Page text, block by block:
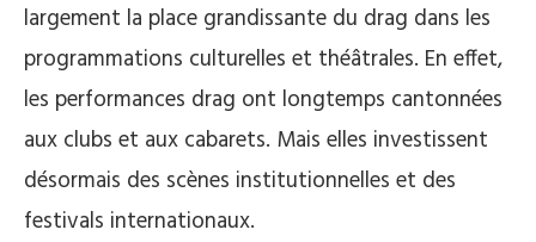
largement la place grandissante du drag dans les
programmations culturelles et théâtrales. En effet,
les performances drag ont longtemps cantonnées
aux clubs et aux cabarets. Mais elles investissent
désormais des scènes institutionnelles et des
festivals internationaux.